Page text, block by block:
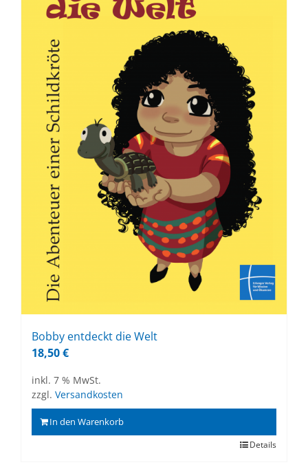
Bob­by ent­deckt die Welt
18,50€
inkl. 7 % MwSt.
zzgl. Versandkosten
In den Warenkorb
Details